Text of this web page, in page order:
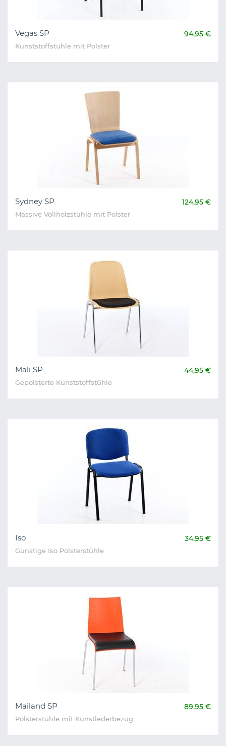
Vegas SP 94,95 €
Kunststoffstühle mit Polster
Sydney SP 124,95 €
Massive Vollholzstühle mit Polster
Mali SP 44,95 €
Gepolsterte Kunststoffstühle
Iso 34,95 €
Günstige Iso Polsterstühle
Mailand SP 89,95 €
Polsterstühle mit Kunstlederbezug